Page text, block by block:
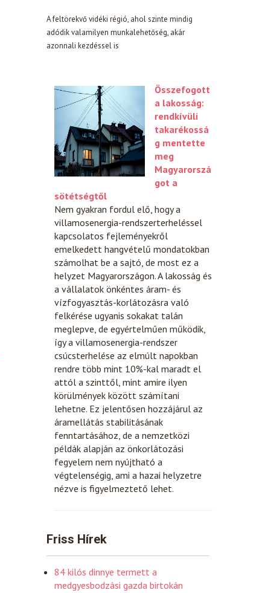
A feltörekvő vidéki régió, ahol szinte mindig
adódik valamilyen munkalehetőség, akár
azonnali kezdéssel is
Összefogott
a lakosság:
rendkívüli
takarékossá
g mentette
meg
Magyarorszá
got a
sötétségtől
Nem gyakran fordul elő, hogy a
villamosenergia-rendszerterheléssel
kapcsolatos fejleményekről
emelkedett hangvételű mondatokban
számolhat be a sajtó, de most ez a
helyzet Magyarországon. A lakosság és
a vállalatok önkéntes áram- és
vízfogyasztás-korlátozásra való
felkérése ugyanis sokakat talán
meglepve, de egyértelműen működik,
így a villamosenergia-rendszer
csúcsterhelése az elmúlt napokban
rendre több mint 10%-kal maradt el
attól a szinttől, mint amire ilyen
körülmények között számítani
lehetne. Ez jelentősen hozzájárul az
áramellátás stabilitásának
fenntartásához, de a nemzetközi
példák alapján az önkorlátozási
fegyelem nem nyújtható a
végtelenségig, ami a hazai helyzetre
nézve is figyelmeztető lehet.
Friss Hírek
84 kilós dinnye termett a
medgyesbodzási gazda birtokán